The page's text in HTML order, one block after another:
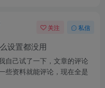
关注 私信
设置都没用
自己试了一下，文章的评论
些资料就能评论，现在全是